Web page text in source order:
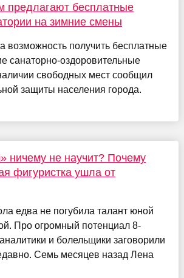
предлагают бесплатные
на зимние смены
возможность получить бесплатные
санаторно-оздоровительные
свободных мест сообщил
защиты населения города.
ничему не научит? Почему
фигуристка ушла от
едва не погубила талант юной
Про огромный потенциал 8-
и болельщики заговорили
Семь месяцев назад Лена